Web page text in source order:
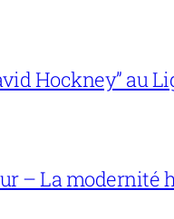
Hockney” au
– La modernité